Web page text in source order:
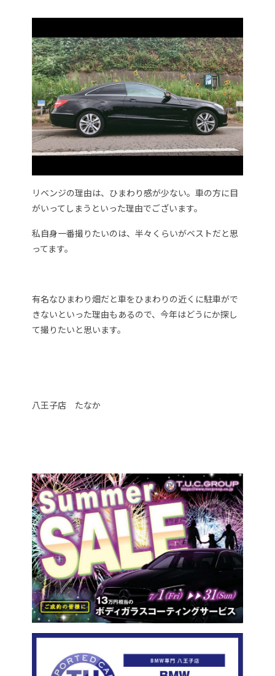
リベンジの理由は、ひまわり感が少ない。車の方に目
がいってしまうといった理由でございます。
私自身一番撮りたいのは、半々くらいがベストだと思
ってます。
有名なひまわり畑だと車をひまわりの近くに駐車がで
きないといった理由もあるので、今年はどうにか探し
て撮りたいと思います。
八王子店 たなか